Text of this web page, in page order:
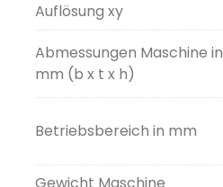
Auflösung xy
Abmessungen Maschine in
mm (b x t x h)
Betriebsbereich in mm